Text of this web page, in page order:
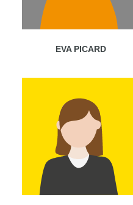
EVA PICARD